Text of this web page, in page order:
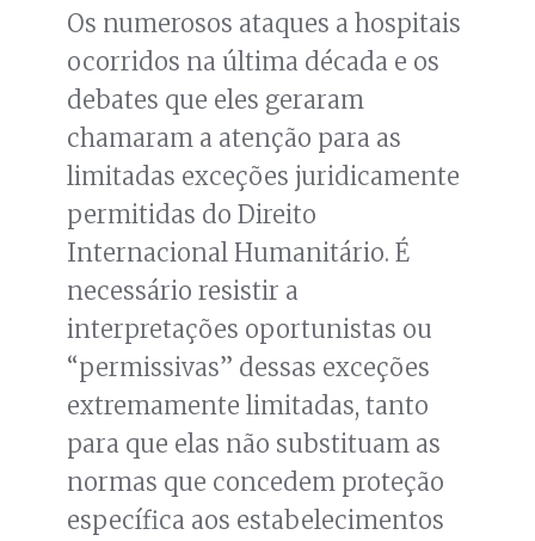
Os numerosos ataques a hospitais
ocorridos na última década e os
debates que eles geraram
chamaram a atenção para as
limitadas exceções juridicamente
permitidas do Direito
Internacional Humanitário. É
necessário resistir a
interpretações oportunistas ou
“permissivas” dessas exceções
extremamente limitadas, tanto
para que elas não substituam as
normas que concedem proteção
específica aos estabelecimentos